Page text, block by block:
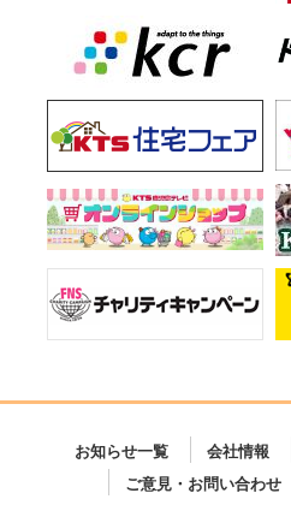
お知らせ一覧 会社情報
ご意見・お問い合わせ